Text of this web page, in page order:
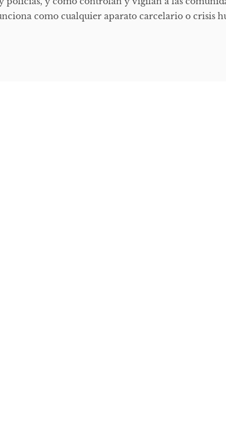
como cualquier aparato carcelario o crisis